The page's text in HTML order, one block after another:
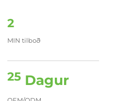
2
MIN tilboð
25 Dagur